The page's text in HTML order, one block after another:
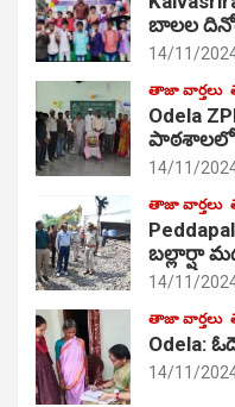
బాలల
14/11/
తాజా వార్తలు
Odela
పాఠ‌శాల‌లో
14/11/
తాజా వార్తలు
బల్లార్షా
14/11/
తాజా వార్తలు
Odela:
14/11/